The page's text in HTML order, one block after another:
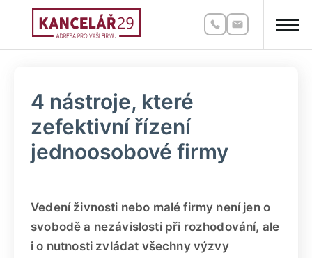
4 nástroje, které
zefektivní řízení
jednoosobové firmy
Vedení živnosti nebo malé firmy není jen o
svobodě a nezávislosti při rozhodování, ale
i o nutnosti zvládat všechny výzvy